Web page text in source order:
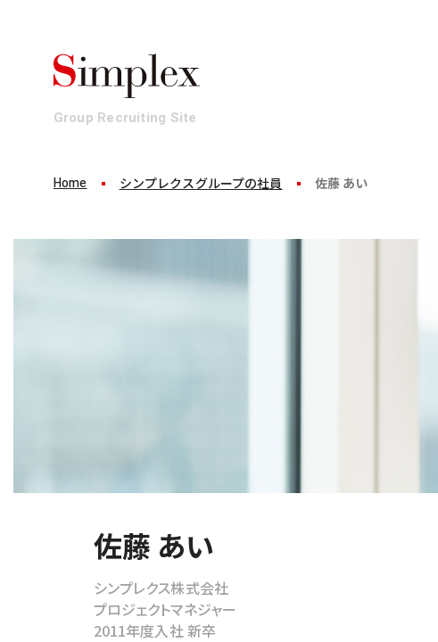
Group Recruiting Site
Home シンプレクスグループの社員 佐藤 あい
佐藤 あい
シンプレクス株式会社
プロジェクトマネジャー
2011年度入社 新卒
Who We Are
組織
Business
事業
Culture
働き方・文化
Workplace
環境・制度